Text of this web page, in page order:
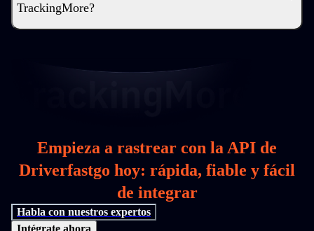
TrackingMore?
Empieza a rastrear con la API de
Driverfastgo hoy: rápida, fiable y fácil
de integrar
Habla con nuestros expertos
Intégrate ahora